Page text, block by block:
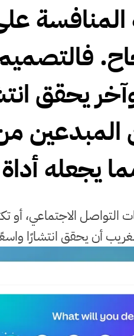
المنافسة
يحقق
يجعله
الاجتماعي، أو
أن يحقق انتشارًا